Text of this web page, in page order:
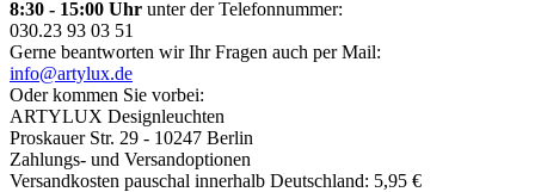
8:30 - 15:00 Uhr unter der Telefonnummer:
030.23 93 03 51
Gerne beantworten wir Ihr Fragen auch per Mail:
info@artylux.de
Oder kommen Sie vorbei:
ARTYLUX Designleuchten
Proskauer Str. 29 - 10247 Berlin
Zahlungs- und Versandoptionen
Versandkosten pauschal innerhalb Deutschland: 5,95 €